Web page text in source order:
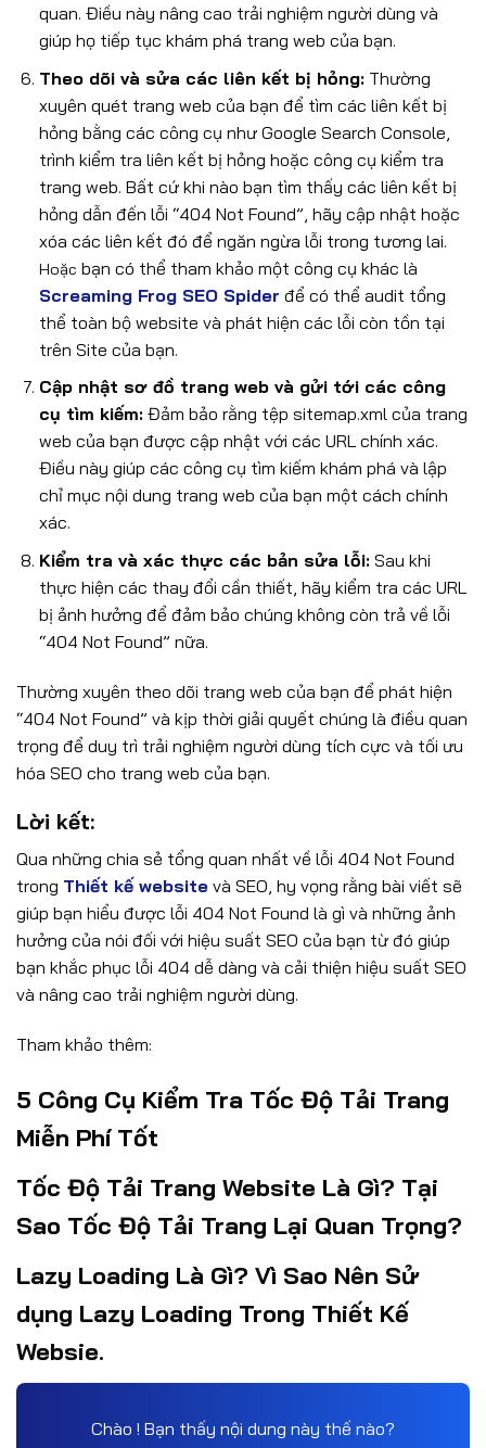
quan. Điều này nâng cao trải nghiệm người dùng và
giúp họ tiếp tục khám phá trang web của bạn.
Theo dõi và sửa các liên kết bị hỏng:Thường
xuyên quét trang web của bạn để tìm các liên kết bị
hỏng bằng các công cụ như Google Search Console,
trình kiểm tra liên kết bị hỏng hoặc công cụ kiểm tra
trang web. Bất cứ khi nào bạn tìm thấy các liên kết bị
hỏng dẫn đến lỗi “404 Not Found”, hãy cập nhật hoặc
xóa các liên kết đó để ngăn ngừa lỗi trong tương lai.
Hoặc bạn có thể tham khảo một công cụ khác là
Screaming Frog SEO Spider để có thể audit tổng
thể toàn bộ website và phát hiện các lỗi còn tồn tại
trên Site của bạn.
Cập nhật sơ đồ trang web và gửi tới các công
cụ tìm kiếm:Đảm bảo rằng tệp sitemap.xml của trang
web của bạn được cập nhật với các URL chính xác.
Điều này giúp các công cụ tìm kiếm khám phá và lập
chỉ mục nội dung trang web của bạn một cách chính
xác.
Kiểm tra và xác thực các bản sửa lỗi:Sau khi
thực hiện các thay đổi cần thiết, hãy kiểm tra các URL
bị ảnh hưởng để đảm bảo chúng không còn trả về lỗi
“404 Not Found” nữa.
Thường xuyên theo dõi trang web của bạn để phát hiện
“404 Not Found” và kịp thời giải quyết chúng là điều quan
trọng để duy trì trải nghiệm người dùng tích cực và tối ưu
hóa SEO cho trang web của bạn.
Lời kết:
Qua những chia sẻ tổng quan nhất về lỗi 404 Not Found
trong Thiết kế website và SEO, hy vọng rằng bài viết sẽ
giúp bạn hiểu được lỗi 404 Not Found là gì và những ảnh
hưởng của nói đối với hiệu suất SEO của bạn từ đó giúp
bạn khắc phục lỗi 404 dễ dàng và cải thiện hiệu suất SEO
và nâng cao trải nghiệm người dùng.
Tham khảo thêm:
5 Công Cụ Kiểm Tra Tốc Độ Tải Trang
Miễn Phí Tốt
Tốc Độ Tải Trang Website Là Gì? Tại
Sao Tốc Độ Tải Trang Lại Quan Trọng?
Lazy Loading Là Gì? Vì Sao Nên Sử
dụng Lazy Loading Trong Thiết Kế
Websie.
Chào ! Bạn thấy nội dung này thế nào?